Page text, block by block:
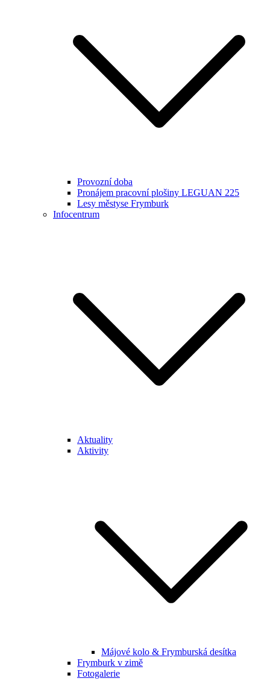
Provozní doba
Pronájem pracovní plošiny LEGUAN 225
Lesy městyse Frymburk
Infocentrum
Aktuality
Aktivity
Májové kolo & Frymburská desítka
Frymburk v zimě
Fotogalerie